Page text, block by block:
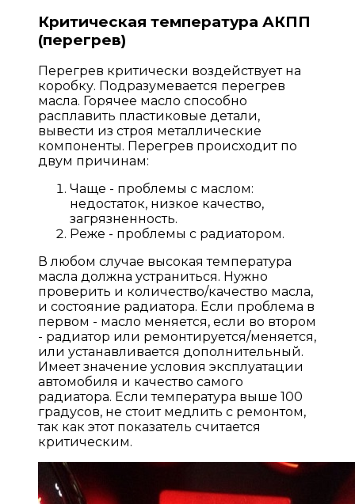
Критическая температура АКПП
(перегрев)
Перегрев критически воздействует на
коробку. Подразумевается перегрев
масла. Горячее масло способно
расплавить пластиковые детали,
вывести из строя металлические
компоненты. Перегрев происходит по
двум причинам:
Чаще - проблемы с маслом:
недостаток, низкое качество,
загрязненность.
Реже - проблемы с радиатором.
В любом случае высокая температура
масла должна устраниться. Нужно
проверить и количество/качество масла,
и состояние радиатора. Если проблема в
первом - масло меняется, если во втором
- радиатор или ремонтируется/меняется,
или устанавливается дополнительный.
Имеет значение условия эксплуатации
автомобиля и качество самого
радиатора. Если температура выше 100
градусов, не стоит медлить с ремонтом,
так как этот показатель считается
критическим.